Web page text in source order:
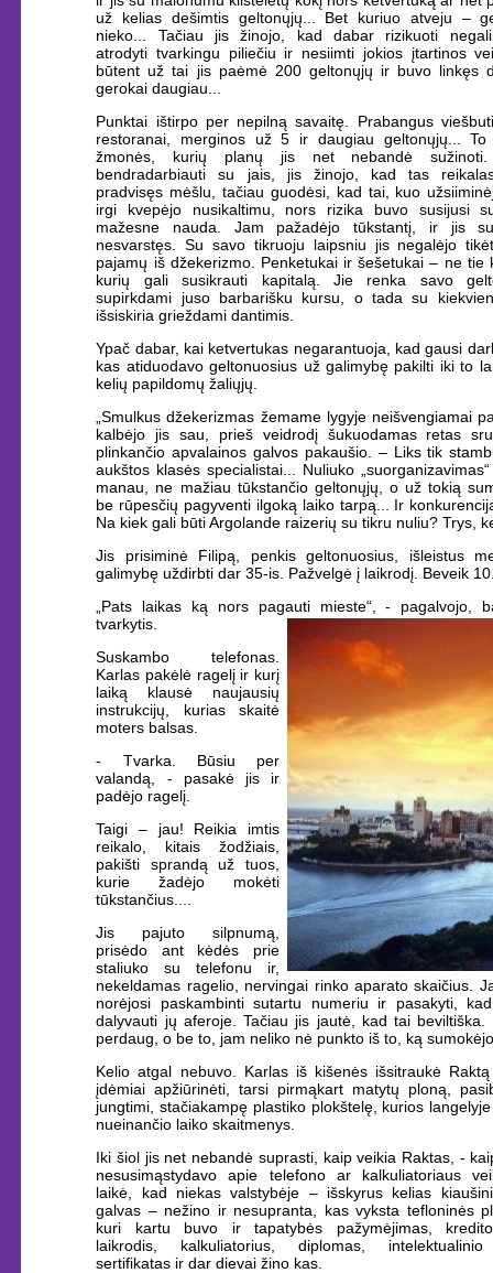
už kelias dešimtis geltonųjų... Bet kuriuo atveju –
nieko... Tačiau jis žinojo, kad dabar rizikuoti
atrodyti tvarkingu piliečiu ir nesiimti jokios įtartinos
būtent už tai jis paėmė 200 geltonųjų ir buvo linkęs
gerokai daugiau...
Punktai ištirpo per nepilną savaitę. Prabangus
restoranai, merginos už 5 ir daugiau geltonųjų... To
žmonės, kurių planų jis net nebandė sužinoti.
bendradarbiauti su jais, jis žinojo, kad tas
pradvisęs mėšlu, tačiau guodėsi, kad tai, kuo
irgi kvepėjo nusikaltimu, nors rizika buvo susijusi
mažesne nauda. Jam pažadėjo tūkstantį, ir jis
nesvarstęs. Su savo tikruoju laipsniu jis negalėjo
pajamų iš džekerizmo. Penketukai ir šešetukai – ne tie
kurių gali susikrauti kapitalą. Jie renka savo
supirkdami juso barbarišku kursu, o tada su
išsiskiria grieždami dantimis.
Ypač dabar, kai ketvertukas negarantuoja, kad gausi
kas atiduodavo geltonuosius už galimybę pakilti iki to
kelių papildomų žaliųjų.
„Smulkus džekerizmas žemame lygyje neišvengiamai
kalbėjo jis sau, prieš veidrodį šukuodamas retas
plinkančio apvalainos galvos pakaušio. – Liks tik
aukštos klasės specialistai... Nuliuko
manau, ne mažiau tūkstančio geltonųjų, o už tokią
be rūpesčių pagyventi ilgoką laiko tarpą... Ir
Na kiek gali būti Argolande raizerių su tikru nuliu? Trys,
Jis prisiminė Filipą, penkis geltonuosius, išleistus
galimybę uždirbti dar 35-is. Pažvelgė į laikrodį. Beveik
„Pats laikas ką nors pagauti mieste“, - pagalvojo,
tvarkytis.
Suskambo telefonas.
Karlas pakėlė ragelį ir kurį
laiką klausė naujausių
instrukcijų, kurias skaitė
moters balsas.
- Tvarka. Būsiu per
valandą, - pasakė jis ir
padėjo ragelį.
Taigi – jau! Reikia imtis
reikalo, kitais žodžiais,
pakišti sprandą už tuos,
kurie žadėjo mokėti
tūkstančius....
Jis pajuto silpnumą,
prisėdo ant kėdės prie
staliuko su telefonu ir,
nekeldamas ragelio, nervingai rinko aparato skaičius.
norėjosi paskambinti sutartu numeriu ir pasakyti,
dalyvauti jų aferoje. Tačiau jis jautė, kad tai beviltiška.
perdaug, o be to, jam neliko nė punkto iš to, ką
Kelio atgal nebuvo. Karlas iš kišenės išsitraukė
įdėmiai apžiūrinėti, tarsi pirmąkart matytų ploną,
jungtimi, stačiakampę plastiko plokštelę, kurios
nueinančio laiko skaitmenys.
Iki šiol jis net nebandė suprasti, kaip veikia Raktas, -
nesusimąstydavo apie telefono ar kalkuliatoriaus
laikė, kad niekas valstybėje – išskyrus kelias
galvas – nežino ir nesupranta, kas vyksta tefloninės
kuri kartu buvo ir tapatybės pažymėjimas,
laikrodis, kalkuliatorius, diplomas,
sertifikatas ir dar dievai žino kas.